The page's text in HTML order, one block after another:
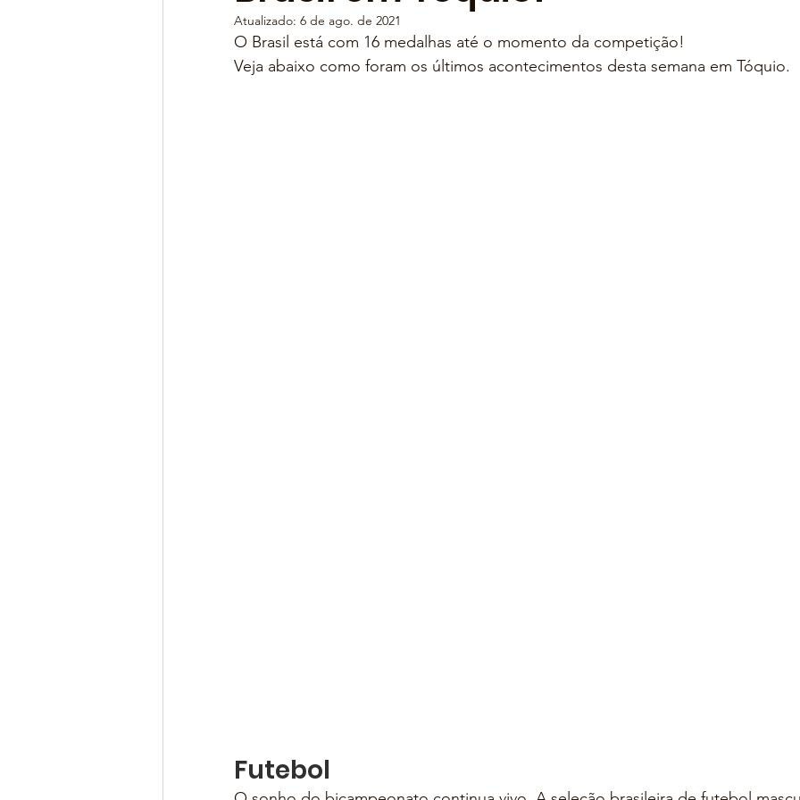
Atualizado: 6 de ago. de 2021
O Brasil está com 16 medalhas até o momento da competição!
Veja abaixo como foram os últimos acontecimentos desta semana em Tóquio.
Futebol